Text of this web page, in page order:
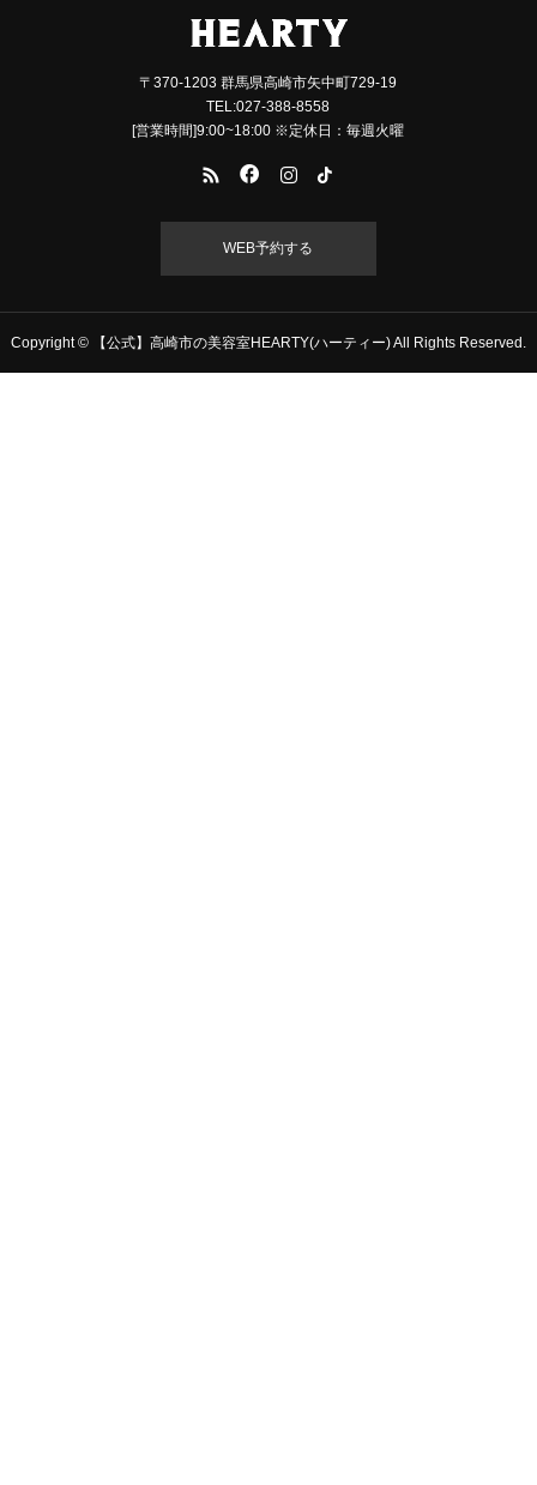
〒370-1203 群馬県高崎市矢中町729-19
TEL:027-388-8558
[営業時間]9:00~18:00 ※定休日：毎週火曜
WEB予約する
Copyright © 【公式】高崎市の美容室HEARTY(ハーティー) All Rights Reserved.